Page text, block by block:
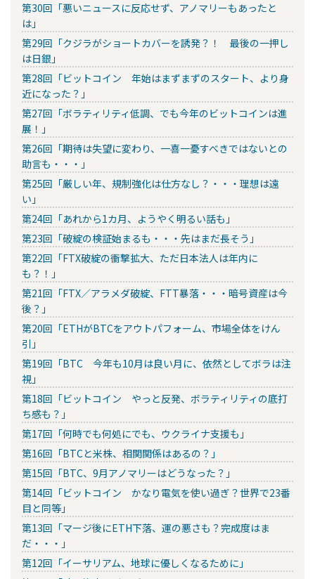
第30回「悪いニュースに反応せず、アノマリーもあったと
は」
第29回「クジラがショートカバーを誘発？！ 最後の一押し
は日銀」
第28回「ビットコイン 年始はまずまずのスタート、より身
近になった？」
第27回「ボラティリティ低調、でも今年のビットコインは進
展！」
第26回「期待は失望に変わり、一喜一憂すべきではないとの
助言も・・・」
第25回「厳しい年、規制強化は仕方なし？・・・理想は遠
い」
第24回「あれから1カ月、ようやく明るい話も」
第23回「破綻の検証始まるも・・・先はまだ長そう」
第22回「FTX破綻の衝撃拡大、ただ日本法人は年内に
も？！」
第21回「FTX／アラメダ破綻、FTT暴落・・・暗号資産は今
後？」
第20回「ETHがBTCをアウトパフォーム、市場全体をけん
引」
第19回「BTC 今年も10月は良い月に、依然としてボラは注
視」
第18回「ビットコイン やっと反発、ボラティリティの底打
ち感も？」
第17回「何時でも何処にでも、ウクライナ支援も」
第16回「BTCと米株、相関関係はあるの？」
第15回「BTC、9月アノマリーはどうなった？」
第14回「ビットコイン かなり電気を使い過ぎ？世界で23番
目と同等」
第13回「マージ後にETH下落、運の悪さも？完成度はま
だ・・・」
第12回「イーサリアム、地球に優しくなるために」